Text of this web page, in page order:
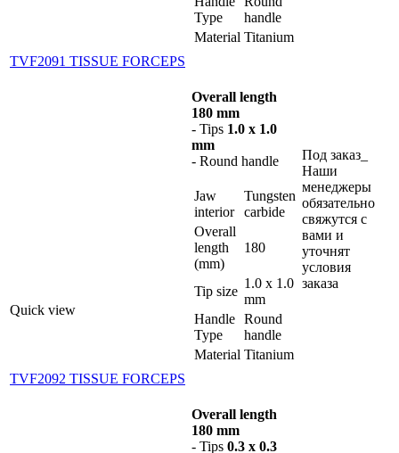
Type
handle
Material Titanium
TVF2091 TISSUE FORCEPS
Quick view
Overall length
180 mm
- Tips 1.0 x 1.0
mm
- Round handle
Jaw
interior
Tungsten
carbide
Overall
length
(mm)
180
Tip size
1.0 x 1.0
mm
Handle
Type
Round
handle
Material Titanium
Под заказ_
Наши
менеджеры
обязательно
свяжутся с
вами и
уточнят
условия
заказа
TVF2092 TISSUE FORCEPS
Overall length
180 mm
- Tips 0.3 x 0.3